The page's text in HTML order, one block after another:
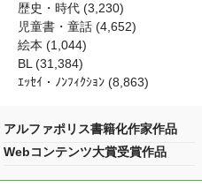
歴史・時代 (3,230)
児童書・童話 (4,652)
絵本 (1,044)
BL (31,384)
ｴｯｾｲ・ﾉﾝﾌｨｸｼｮﾝ (8,863)
アルファポリス書籍化作家作品
Webコンテンツ大賞受賞作品